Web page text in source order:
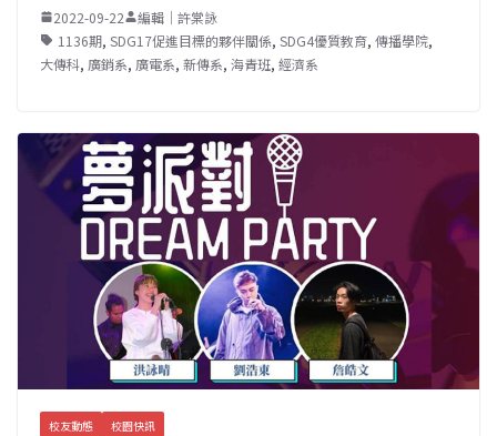
2022-09-22
編輯｜許棠詠
1136期, SDG17促進目標的夥伴關係, SDG4優質教育, 傳播學院,
大傳科, 廣銷系, 廣電系, 新傳系, 海青班, 經濟系
校友動態 校園快訊